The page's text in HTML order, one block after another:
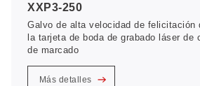
XXP3-250
Galvo de alta velocidad de felicitación
la tarjeta de boda de grabado láser de
de marcado
Más detalles